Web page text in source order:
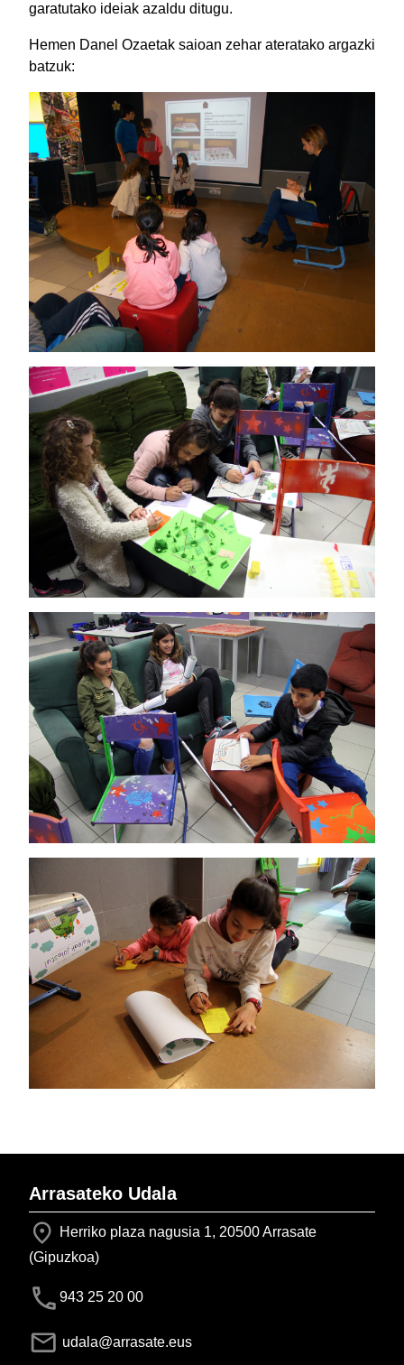
garatutako ideiak azaldu ditugu.
Hemen Danel Ozaetak saioan zehar ateratako argazki
batzuk:
Arrasateko Udala
Herriko plaza nagusia 1, 20500 Arrasate
(Gipuzkoa)
943 25 20 00
udala@arrasate.eus